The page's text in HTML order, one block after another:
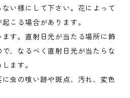
い様にして下さい。花によって
こる場合があります。
す。直射日光が当たる場所に飾
、なるべく直射日光が当たらな
ます。
虫の喰い跡や斑点、汚れ、変色